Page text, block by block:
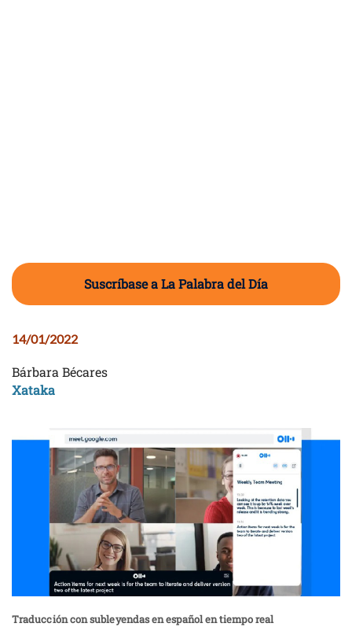
Suscríbase a La Palabra del Día
14/01/2022
Bárbara Bécares
Xataka
Traducción con subleyendas en español en tiempo real